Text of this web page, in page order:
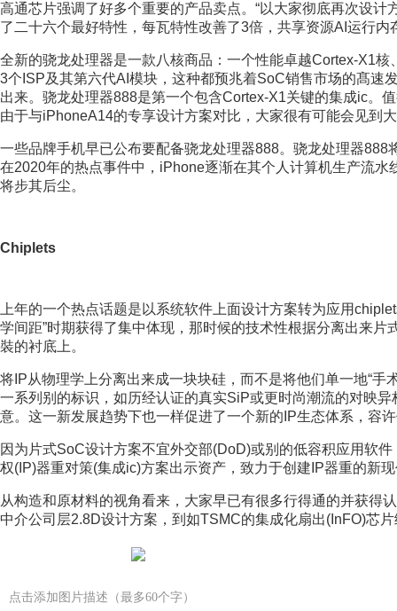
高通芯片强调了好多个重要的产品卖点。“以大家彻底再次设
了二十六个最好特性，每瓦特性改善了3倍，共享资源AI运行内
全新的骁龙处理器是一款八核商品：一个性能卓越Cortex-X1
3个ISP及其第六代AI模块，这种都预兆着SoC销售市场的髙速
出来。骁龙处理器888是第一个包含Cortex-X1关键的集成ic。
由于与iPhoneA14的专享设计方案对比，大家很有可能会见到
一些品牌手机早已公布要配备骁龙处理器888。骁龙处理器
在2020年的热点事件中，iPhone逐渐在其个人计算机生产流
将步其后尘。
Chiplets
上年的一个热点话题是以系统软件上面设计方案转为应用
学间距”时期获得了集中体现，那时候的技术性根据分离出来
裝的衬底上。
将IP从物理学上分离出来成一块块硅，而不是将他们单一地“手
一系列别的标识，如历经认证的真实SiP或更时尚潮流的对映
意。这一新发展趋势下也一样促进了一个新的IP生态体系，容
因为片式SoC设计方案不宜外交部(DoD)或别的低容积应用软
权(IP)器重对策(集成ic)方案出示资产，致力于创建IP器重的新
从构造和原材料的视角看来，大家早已有很多行得通的并获得
中介公司层2.8D设计方案，到如TSMC的集成化扇出(InFO)芯
点击添加图片描述（最多60个字）